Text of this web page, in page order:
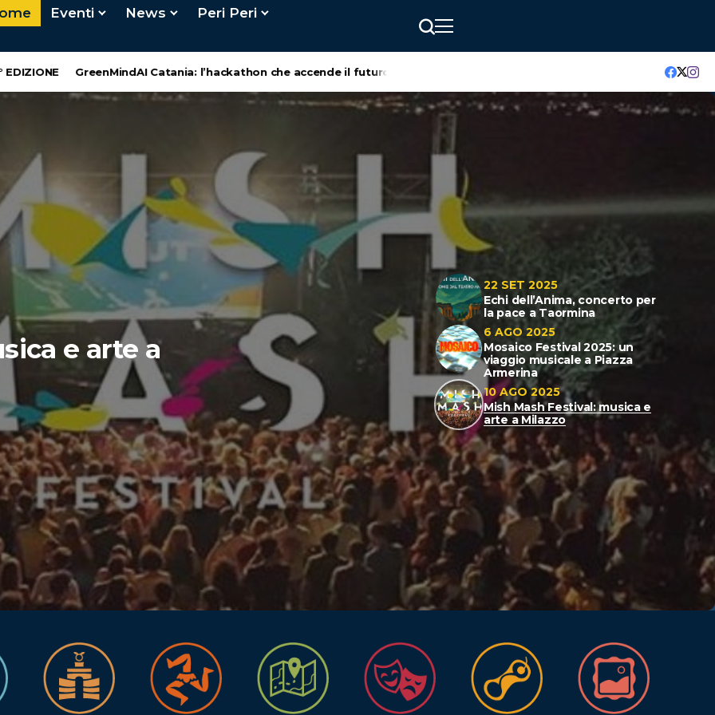
Eventi News Peri Peri
GreenMindAI Catania: l’hackathon che accende il futuro della città Catania Air
a
per la pace a
22 SET 2025
Echi dell’Anima, concerto per
la pace a Taormina
6 AGO 2025
Mosaico Festival 2025: un
viaggio musicale a Piazza
Armerina
10 AGO 2025
Mish Mash Festival: musica e
arte a Milazzo